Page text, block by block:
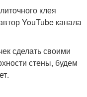
клея
YouTube канала
сделать своими
стены, будем